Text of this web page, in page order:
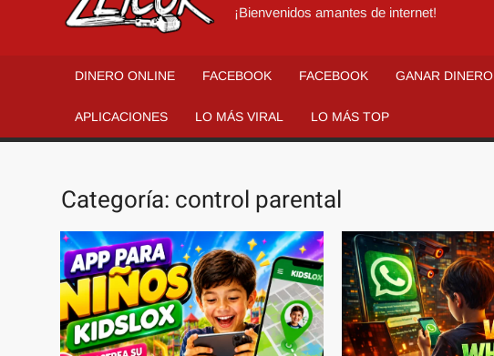
¡Bienvenidos amantes de internet!
DINERO ONLINE FACEBOOK FACEBOOK GANAR DINERO
APLICACIONES LO MÁS VIRAL LO MÁS TOP
Categoría: control parental